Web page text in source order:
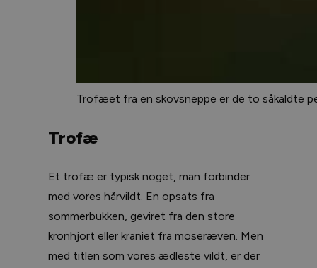
Trofæet fra en skovsneppe er de to såkaldte
Trofæ
Et trofæ er typisk noget, man forbinder
med vores hårvildt. En opsats fra
sommerbukken, geviret fra den store
kronhjort eller kraniet fra moseræven. Men
med titlen som vores ædleste vildt, er der